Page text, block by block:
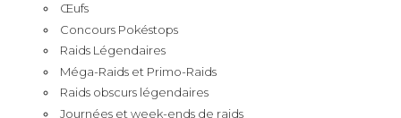
Œufs
Concours Pokéstops
Raids Légendaires
Méga-Raids et Primo-Raids
Raids obscurs légendaires
Journées et week-ends de raids